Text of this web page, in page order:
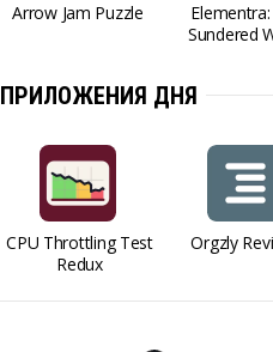
Arrow Jam Puzzle
Sundered
ПРИЛОЖЕНИЯ ДНЯ
CPU Throttling Test
Redux
Orgzly